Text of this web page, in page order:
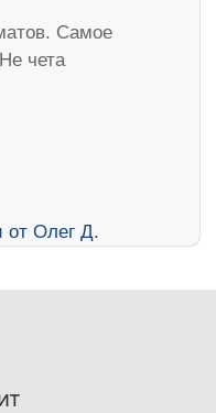
Самое
чета